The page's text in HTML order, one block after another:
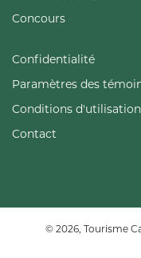
Concours
Confidentialité
Paramètres des
Conditions d'utilisation
Contact
© 2026, Tourisme